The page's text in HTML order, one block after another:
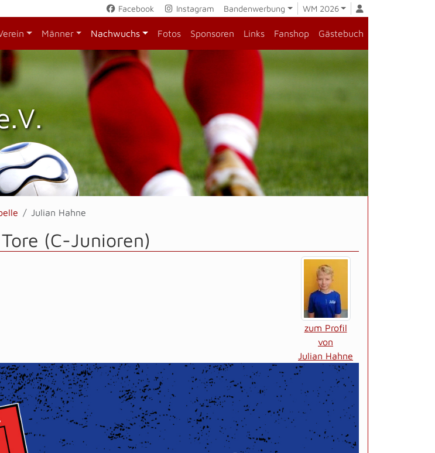
Facebook Instagram Bandenwerbung WM 2026
Männer Nachwuchs Fotos Sponsoren Links Fanshop Gästebuch
Julian Hahne
(C-Junioren)
zum Profil
von
Julian Hahne